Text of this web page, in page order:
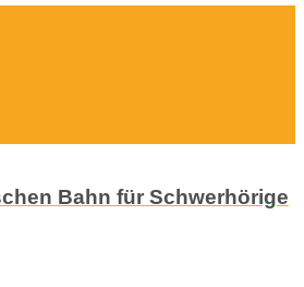
Bahn für Schwerhörige